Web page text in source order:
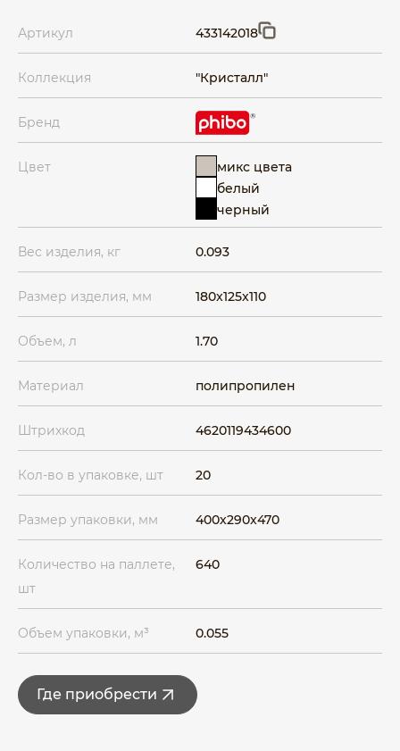
Артикул 433142018
Коллекция "Кристалл"
Бренд
Цвет
микс цвета
белый
черный
Вес изделия, кг 0.093
Размер изделия, мм 180x125x110
Объем, л 1.70
Материал полипропилен
Штрихкод 4620119434600
Кол-во в упаковке, шт 20
Размер упаковки, мм 400x290x470
Количество на паллете,
шт
640
Объем упаковки, м³ 0.055
Где приобрести